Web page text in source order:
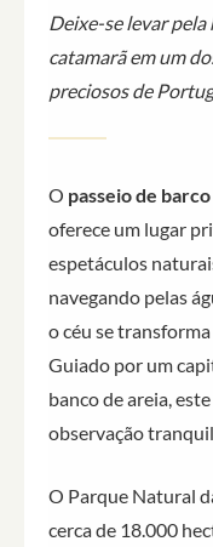
Deixe-se levar
catamarã em um
preciosos de
O passeio de
oferece um lugar
espetáculos
navegando pelas
o céu se
Guiado por um
banco de areia,
observação
O Parque Natural
cerca de 18.000